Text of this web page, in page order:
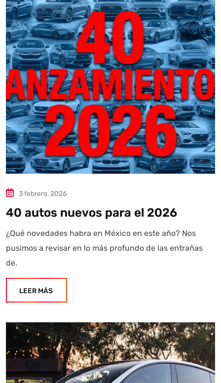
3 febrero, 2026
40 autos nuevos para el 2026
¿Qué novedades habra en México en este año? Nos
pusimos a revisar en lo más profundo de las entrañas
de.
LEER MÁS